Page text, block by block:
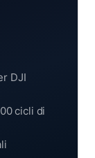
DJI
cicli di